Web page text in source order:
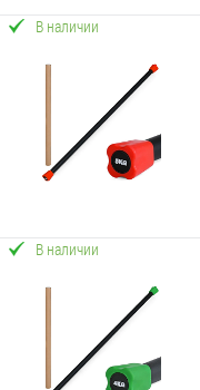
В наличии
В наличии